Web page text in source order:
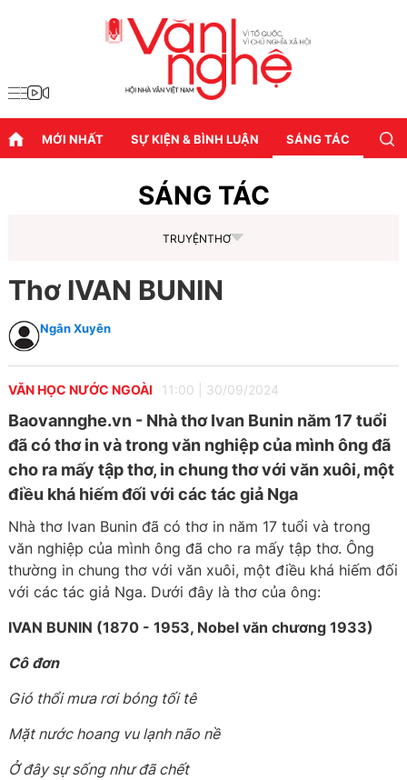
MỚI NHẤT SỰ KIỆN & BÌNH LUẬN SÁNG TÁC
SÁNG TÁC
TRUYỆNTHƠ
Thơ IVAN BUNIN
Ngân Xuyên
VĂN HỌC NƯỚC NGOÀI 11:00 30/09/2024
Baovannghe.vn - Nhà thơ Ivan Bunin năm 17 tuổi
đã có thơ in và trong văn nghiệp của mình ông đã
cho ra mấy tập thơ, in chung thơ với văn xuôi, một
điều khá hiếm đối với các tác giả Nga
Nhà thơ Ivan Bunin đã có thơ in năm 17 tuổi và trong
văn nghiệp của mình ông đã cho ra mấy tập thơ. Ông
thường in chung thơ với văn xuôi, một điều khá hiếm đối
với các tác giả Nga. Dưới đây là thơ của ông:
IVAN BUNIN (1870 - 1953, Nobel văn chương 1933)
Cô đơn
Gió thổi mưa rơi bóng tối tê
Mặt nước hoang vu lạnh não nề
Ở đây sự sống như đã chết